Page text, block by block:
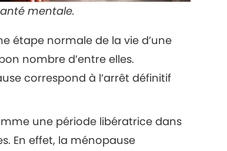
mentale.
étape normale de la vie d’une
nombre d’entre elles.
correspond à l’arrêt définitif
une période libératrice dans
En effet, la ménopause